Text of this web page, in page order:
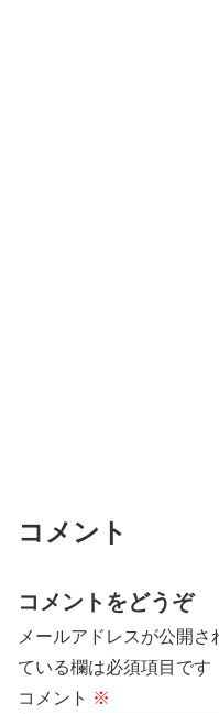
コメント
コメントをどうぞ
メールアドレスが公開さ
ている欄は必須項目です
コメント ※